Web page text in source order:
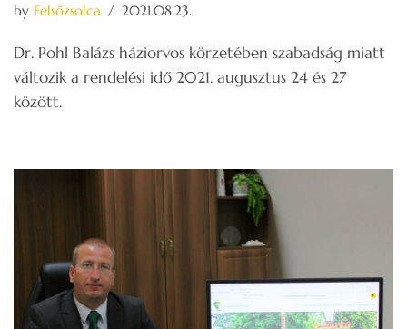
by Felsőzsolca 2021.08.23.
Dr. Pohl Balázs háziorvos körzetében szabadság miatt
változik a rendelési idő 2021. augusztus 24 és 27
között.